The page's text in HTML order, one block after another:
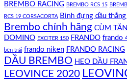
BREMBO RACING BREMBO RCS 15
RCS 19 CORSACORTA Bình đựng dầu
Brembo chính hãng CÙM
DOMINO EXCITER 150 FRANDO frando
bên trái frando niken FRANDO RACING
DẦU BREMBO HEO DẦU
LEOVINCE 2020